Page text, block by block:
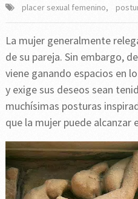
placer sexual femenino,
La mujer generalmente
de su pareja. Sin embargo,
viene ganando espacios en
y exige sus deseos sean
muchísimas posturas
que la mujer puede alcanzar